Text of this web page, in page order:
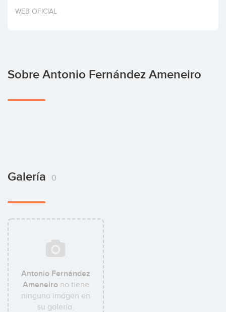
Invertir
WEB OFICIAL
Sobre Antonio Fernández Ameneiro
Galería 0
Antonio Fernández
Ameneirono tiene
ninguna imágen en
su galería.